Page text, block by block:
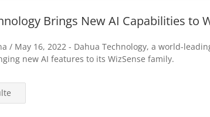
Brings New AI Capabilities to
/ May 16, 2022 - Dahua Technology, a world-
new AI features to its WizSense family.